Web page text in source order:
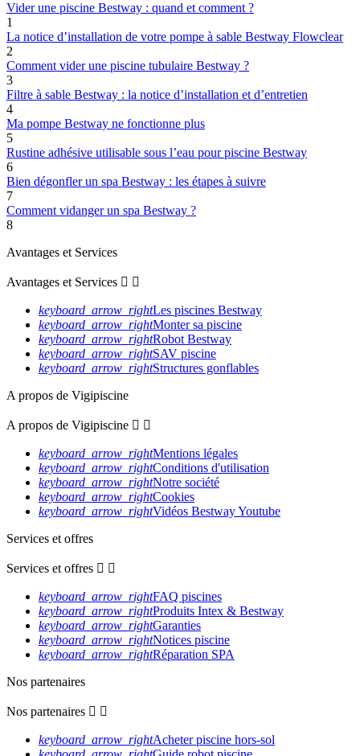
Vider une piscine Bestway : quand et comment ?
1
La notice d’installation de votre pompe à sable Bestway Flowclear
2
Comment vider une piscine tubulaire Bestway ?
3
Filtre à sable Bestway : la notice d’installation et d’entretien
4
Ma pompe Bestway ne fonctionne plus
5
Rustine adhésive utilisable sous l’eau pour piscine Bestway
6
Bien dégonfler un spa Bestway : les étapes à suivre
7
Comment vidanger un spa Bestway ?
8
Avantages et Services
Avantages et Services  
keyboard_arrow_rightLes piscines Bestway
keyboard_arrow_rightMonter sa piscine
keyboard_arrow_rightRobot Bestway
keyboard_arrow_rightSAV piscine
keyboard_arrow_rightStructures gonflables
A propos de Vigipiscine
A propos de Vigipiscine  
keyboard_arrow_rightMentions légales
keyboard_arrow_rightConditions d'utilisation
keyboard_arrow_rightNotre société
keyboard_arrow_rightCookies
keyboard_arrow_rightVidéos Bestway Youtube
Services et offres
Services et offres  
keyboard_arrow_rightFAQ piscines
keyboard_arrow_rightProduits Intex & Bestway
keyboard_arrow_rightGaranties
keyboard_arrow_rightNotices piscine
keyboard_arrow_rightRéparation SPA
Nos partenaires
Nos partenaires  
keyboard_arrow_rightAcheter piscine hors-sol